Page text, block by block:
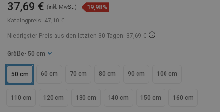
Katalogpreis: 47,10 €
37,69 € (inkl. MwSt.) 19,98%
Niedrigster Preis aus den letzten 30 Tagen: 37,69 €
Größe - 50 cm
50 cm 60 cm 70 cm 80 cm 90 cm 100 cm
110 cm 120 cm 130 cm 140 cm 150 cm 160 cm